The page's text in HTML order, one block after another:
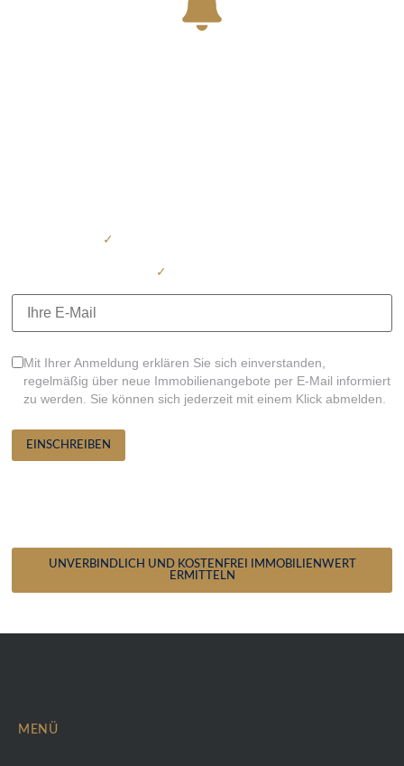
✓
✓
Mit Ihrer Anmeldung erklären Sie sich einverstanden,
regelmäßig über neue Immobilienangebote per E-Mail informiert
zu werden. Sie können sich jederzeit mit einem Klick abmelden.
EINSCHREIBEN
UNVERBINDLICH UND KOSTENFREI IMMOBILIENWERT
ERMITTELN
MENÜ